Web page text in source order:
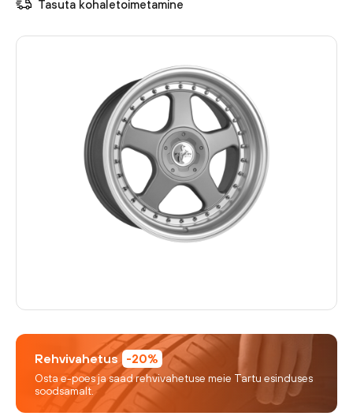
Rehvivahetus -20%
Osta e-poes ja saad rehvivahetuse meie Tartu esinduses
soodsamalt.
Tasuta kohaletoimetamine